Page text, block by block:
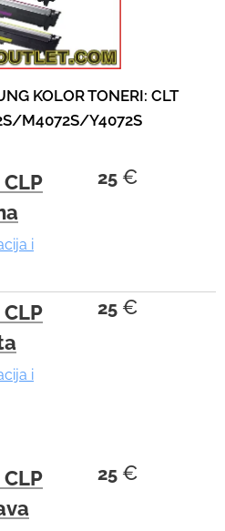
KOLOR TONERI: CLT
M4072S/Y4072S
i
25 €
i
25 €
25 €